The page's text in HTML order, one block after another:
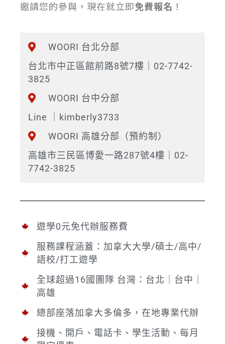
邀請您的參與，現在就立即免費報名 ！
WOORI 台北分部
台北市中正區館前路8號7樓｜02-7742-
3825
WOORI 台中分部
Line ｜kimberly3733
WOORI 高雄分部（預約制）
高雄市三民區博愛一路287號4樓｜02-
7742-3825
遊學0元免代辦服務費
服務課程涵蓋：加拿大大學/碩士/高中/
語校/打工遊學
全球超過16國團隊 台灣：台北｜台中｜
高雄
總部座落加拿大多倫多，在地專業代辦
接機、開戶、電話卡、學生活動、每月